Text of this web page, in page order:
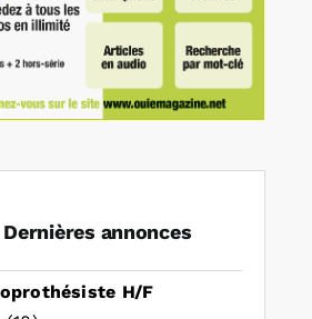
Dernières annonces
H/F